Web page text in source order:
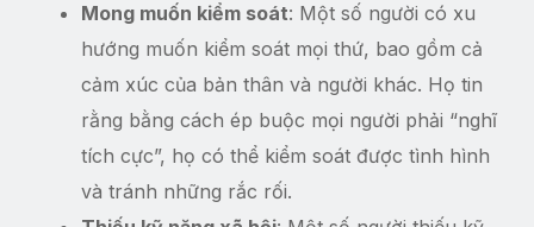
Mong muốn kiểm soát: Một số người có xu
hướng muốn kiểm soát mọi thứ, bao gồm cả
cảm xúc của bản thân và người khác. Họ tin
rằng bằng cách ép buộc mọi người phải “nghĩ
tích cực”, họ có thể kiểm soát được tình hình
và tránh những rắc rối.